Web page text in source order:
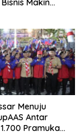
Makin
Menuju
Antar
Pramuka